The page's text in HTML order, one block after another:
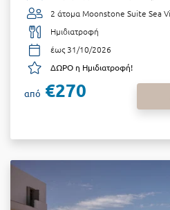
2 άτομα Moonstone Suite Sea
Ημιδιατροφή
έως 31/10/2026
ΔΩΡΟ η Ημιδιατροφή!
από €270